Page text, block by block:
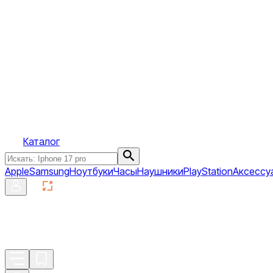
Каталог
AppleSamsungНоутбукиЧасыНаушникиPlayStation